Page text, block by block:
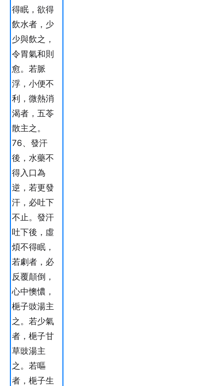
得眠，欲得
飲水者，少
少與飲之，
令胃氣和則
愈。若脈
浮，小便不
利，微熱消
渴者，五苓
散主之。
76、發汗
後，水藥不
得入口為
逆，若更發
汗，必吐下
不止。發汗
吐下後，虛
煩不得眠，
若劇者，必
反覆顛倒，
心中懊憹，
梔子豉湯主
之。若少氣
者，梔子甘
草豉湯主
之。若嘔
者，梔子生